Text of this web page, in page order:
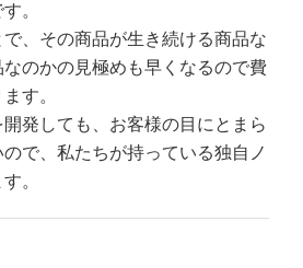
。
、その商品が生き続ける商品な
のかの見極めも早くなるので費
す。
発しても、お客様の目にとまら
で、私たちが持っている独自ノ
。